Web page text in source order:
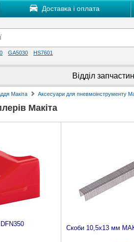
Доставка і оплата
GA5030 HS7601
Відділ
Макіта Аксесуари для пневмоінструменту
Макіта
Скоби 10,5х13 мм